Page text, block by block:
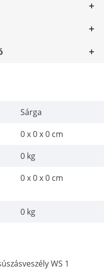
Sárga
0 x 0 x 0 cm
0 kg
0 x 0 x 0 cm
0 kg
WS 1